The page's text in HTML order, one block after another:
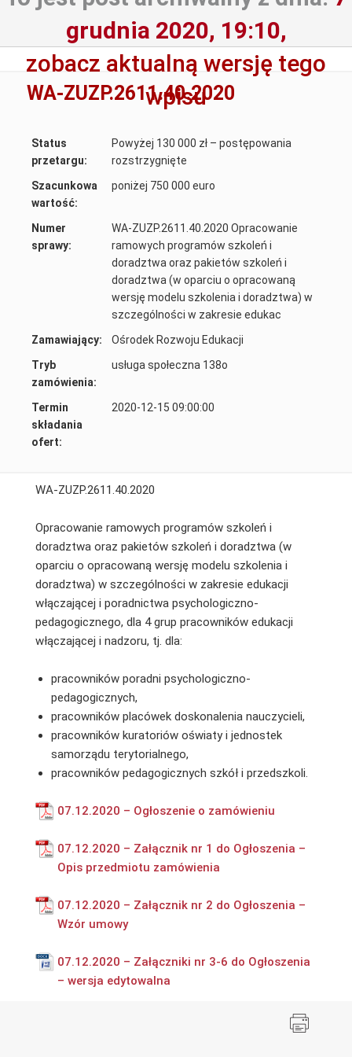
grudnia 2020, 19:10,
zobacz aktualną wersję tego
wpisu
WA-ZUZP.2611.40.2020
Status
przetargu:
Powyżej 130 000 zł – postępowania
rozstrzygnięte
Szacunkowa
wartość:
poniżej 750 000 euro
Numer
sprawy:
WA-ZUZP.2611.40.2020 Opracowanie
ramowych programów szkoleń i
doradztwa oraz pakietów szkoleń i
doradztwa (w oparciu o opracowaną
wersję modelu szkolenia i doradztwa) w
szczególności w zakresie edukac
Zamawiający:
Ośrodek Rozwoju Edukacji
Tryb
zamówienia:
usługa społeczna 138o
Termin
składania
ofert:
2020-12-15 09:00:00
WA-ZUZP.2611.40.2020
Opracowanie ramowych programów szkoleń i
doradztwa oraz pakietów szkoleń i doradztwa (w
oparciu o opracowaną wersję modelu szkolenia i
doradztwa) w szczególności w zakresie edukacji
włączającej i poradnictwa psychologiczno-
pedagogicznego, dla 4 grup pracowników edukacji
włączającej i nadzoru, tj. dla:
pracowników poradni psychologiczno-
pedagogicznych,
pracowników placówek doskonalenia nauczycieli,
pracowników kuratoriów oświaty i jednostek
samorządu terytorialnego,
pracowników pedagogicznych szkół i przedszkoli.
07.12.2020 – Ogłoszenie o zamówieniu
07.12.2020 – Załącznik nr 1 do Ogłoszenia –
Opis przedmiotu zamówienia
07.12.2020 – Załącznik nr 2 do Ogłoszenia –
Wzór umowy
07.12.2020 – Załączniki nr 3-6 do Ogłoszenia
– wersja edytowalna